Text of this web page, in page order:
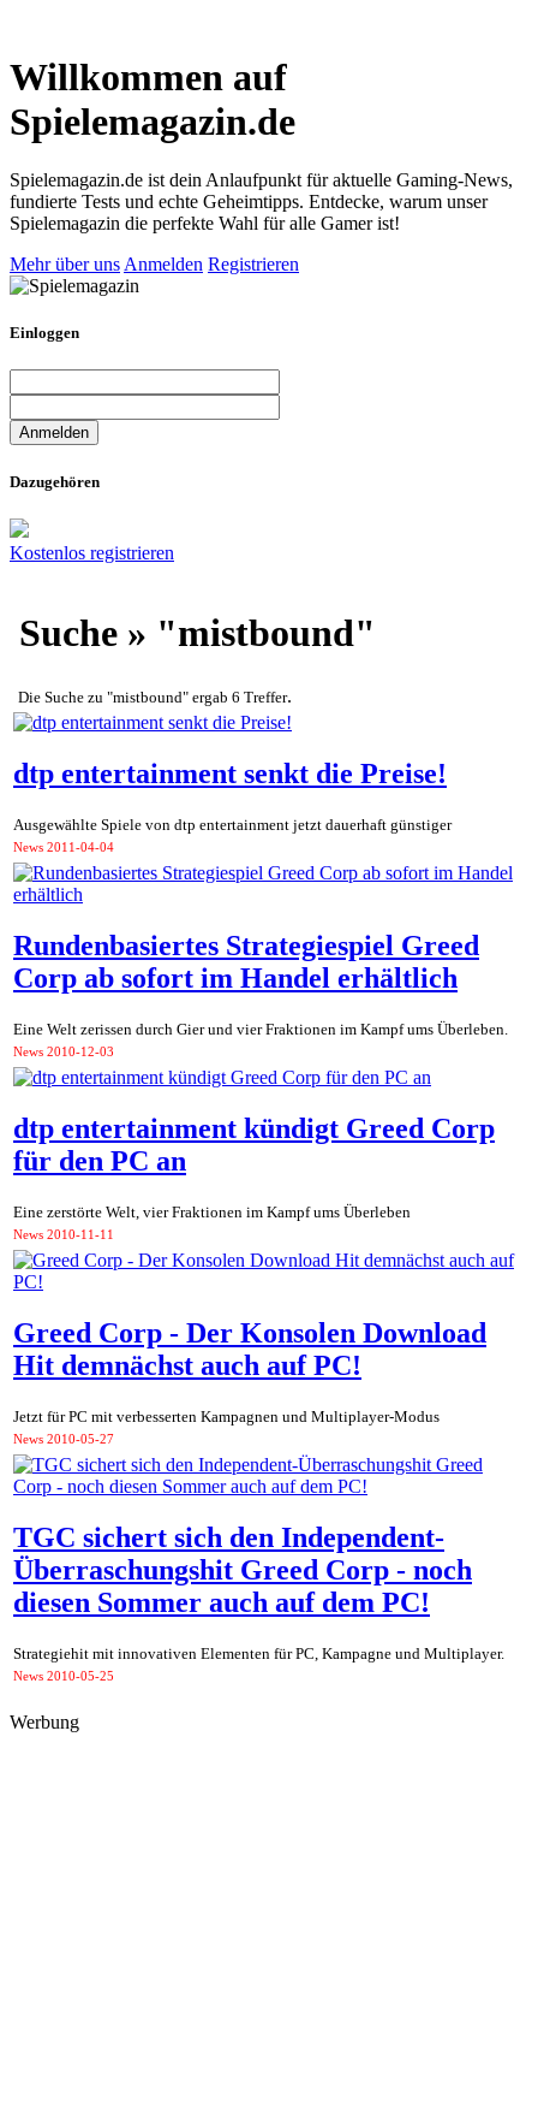
Willkommen auf
Spielemagazin.de
Spielemagazin.de ist dein Anlaufpunkt für aktuelle Gaming-News,
fundierte Tests und echte Geheimtipps. Entdecke, warum unser
Spielemagazin die perfekte Wahl für alle Gamer ist!
Mehr über uns Anmelden Registrieren
Einloggen
Dazugehören
Kostenlos registrieren
Suche » "mistbound"
Die Suche zu "mistbound" ergab 6 Treffer.
dtp entertainment senkt die Preise!
Ausgewählte Spiele von dtp entertainment jetzt dauerhaft günstiger
News 2011-04-04
Rundenbasiertes Strategiespiel Greed
Corp ab sofort im Handel erhältlich
Eine Welt zerissen durch Gier und vier Fraktionen im Kampf ums Überleben.
News 2010-12-03
dtp entertainment kündigt Greed Corp
für den PC an
Eine zerstörte Welt, vier Fraktionen im Kampf ums Überleben
News 2010-11-11
Greed Corp - Der Konsolen Download
Hit demnächst auch auf PC!
Jetzt für PC mit verbesserten Kampagnen und Multiplayer-Modus
News 2010-05-27
TGC sichert sich den Independent-
Überraschungshit Greed Corp - noch
diesen Sommer auch auf dem PC!
Strategiehit mit innovativen Elementen für PC, Kampagne und Multiplayer.
News 2010-05-25
Werbung